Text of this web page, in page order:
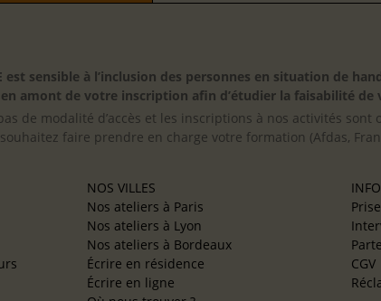
est sensible à l’inclusion des personnes en situation de
en amont de votre inscription afin d’étudier la faisabilité
de modalité d’accès et les inscriptions à nos activités
faire prendre en charge votre formation (Afdas,
NOS VILLES
Nos ateliers à Paris
Nos ateliers à Lyon
Nos ateliers à Bordeaux
Écrire en résidence
Écrire en ligne
CGV